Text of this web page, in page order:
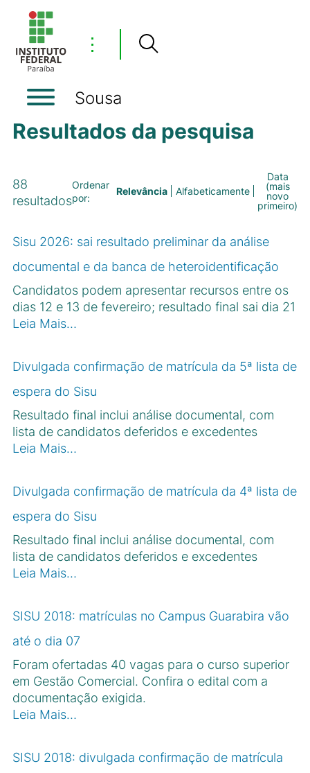
⋮
Sousa
Resultados da pesquisa
88
resultados
Ordenar
por:
Relevância Alfabeticamente
Data
(mais
novo
primeiro)
Sisu 2026: sai resultado preliminar da análise
documental e da banca de heteroidentificação
Candidatos podem apresentar recursos entre os
dias 12 e 13 de fevereiro; resultado final sai dia 21
Leia Mais…
Divulgada confirmação de matrícula da 5ª lista de
espera do Sisu
Resultado final inclui análise documental, com
lista de candidatos deferidos e excedentes
Leia Mais…
Divulgada confirmação de matrícula da 4ª lista de
espera do Sisu
Resultado final inclui análise documental, com
lista de candidatos deferidos e excedentes
Leia Mais…
SISU 2018: matrículas no Campus Guarabira vão
até o dia 07
Foram ofertadas 40 vagas para o curso superior
em Gestão Comercial. Confira o edital com a
documentação exigida.
Leia Mais…
SISU 2018: divulgada confirmação de matrícula